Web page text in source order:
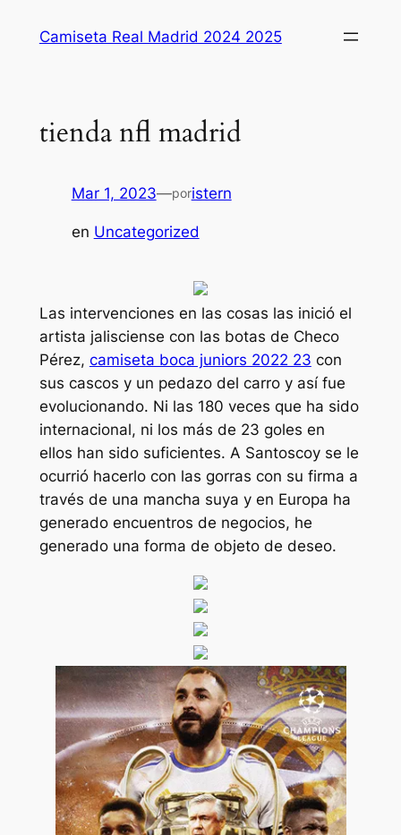
Camiseta Real Madrid 2024 2025
tienda nfl madrid
Mar 1, 2023—poristern
en Uncategorized
Las intervenciones en las cosas las inició el
artista jalisciense con las botas de Checo
Pérez, camiseta boca juniors 2022 23 con
sus cascos y un pedazo del carro y así fue
evolucionando. Ni las 180 veces que ha sido
internacional, ni los más de 23 goles en
ellos han sido suficientes. A Santoscoy se le
ocurrió hacerlo con las gorras con su firma a
través de una mancha suya y en Europa ha
generado encuentros de negocios, he
generado una forma de objeto de deseo.